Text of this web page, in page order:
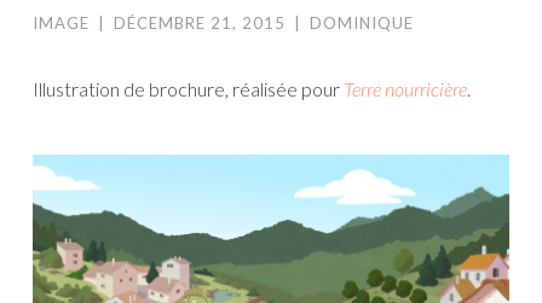
IMAGE DÉCEMBRE 21, 2015 DOMINIQUE
Illustration de brochure, réalisée pour Terre nourricière.